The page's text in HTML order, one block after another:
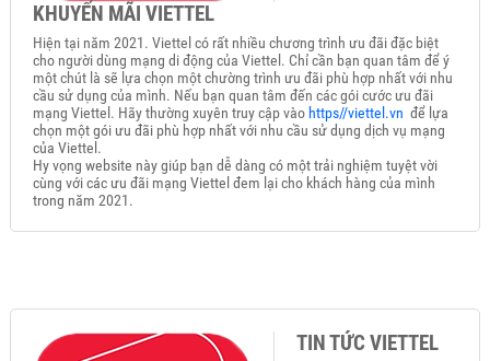
KHUYẾN MÃI VIETTEL
Hiện tại năm 2021. Viettel có rất nhiều chương trình ưu đãi đặc biệt
cho người dùng mạng di động của Viettel. Chỉ cần bạn quan tâm để ý
một chút là sẽ lựa chọn một chường trình ưu đãi phù hợp nhất với nhu
cầu sử dụng của mình. Nếu bạn quan tâm đến các gói cước ưu đãi
mạng Viettel. Hãy thường xuyên truy cập vàohttps//viettel.vn để lựa
chọn một gói ưu đãi phù hợp nhất với nhu cầu sử dụng dịch vụ mạng
của Viettel.
Hy vọng website này giúp bạn dễ dàng có một trải nghiệm tuyệt vời
cùng với các ưu đãi mạng Viettel đem lại cho khách hàng của mình
trong năm 2021.
TIN TỨC VIETTEL